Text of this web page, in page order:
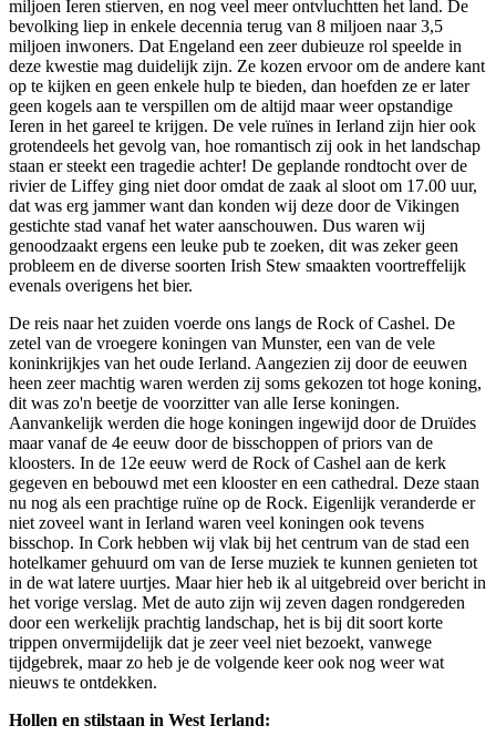
miljoen Ieren stierven, en nog veel meer ontvluchtten het land. De
bevolking liep in enkele decennia terug van 8 miljoen naar 3,5
miljoen inwoners. Dat Engeland een zeer dubieuze rol speelde in
deze kwestie mag duidelijk zijn. Ze kozen ervoor om de andere kant
op te kijken en geen enkele hulp te bieden, dan hoefden ze er later
geen kogels aan te verspillen om de altijd maar weer opstandige
Ieren in het gareel te krijgen. De vele ruïnes in Ierland zijn hier ook
grotendeels het gevolg van, hoe romantisch zij ook in het landschap
staan er steekt een tragedie achter! De geplande rondtocht over de
rivier de Liffey ging niet door omdat de zaak al sloot om 17.00 uur,
dat was erg jammer want dan konden wij deze door de Vikingen
gestichte stad vanaf het water aanschouwen. Dus waren wij
genoodzaakt ergens een leuke pub te zoeken, dit was zeker geen
probleem en de diverse soorten Irish Stew smaakten voortreffelijk
evenals overigens het bier.
De reis naar het zuiden voerde ons langs de Rock of Cashel. De
zetel van de vroegere koningen van Munster, een van de vele
koninkrijkjes van het oude Ierland. Aangezien zij door de eeuwen
heen zeer machtig waren werden zij soms gekozen tot hoge koning,
dit was zo'n beetje de voorzitter van alle Ierse koningen.
Aanvankelijk werden die hoge koningen ingewijd door de Druïdes
maar vanaf de 4e eeuw door de bisschoppen of priors van de
kloosters. In de 12e eeuw werd de Rock of Cashel aan de kerk
gegeven en bebouwd met een klooster en een cathedral. Deze staan
nu nog als een prachtige ruïne op de Rock. Eigenlijk veranderde er
niet zoveel want in Ierland waren veel koningen ook tevens
bisschop. In Cork hebben wij vlak bij het centrum van de stad een
hotelkamer gehuurd om van de Ierse muziek te kunnen genieten tot
in de wat latere uurtjes. Maar hier heb ik al uitgebreid over bericht in
het vorige verslag. Met de auto zijn wij zeven dagen rondgereden
door een werkelijk prachtig landschap, het is bij dit soort korte
trippen onvermijdelijk dat je zeer veel niet bezoekt, vanwege
tijdgebrek, maar zo heb je de volgende keer ook nog weer wat
nieuws te ontdekken.
Hollen en stilstaan in West Ierland: